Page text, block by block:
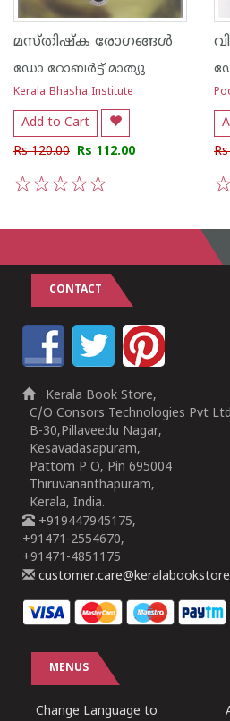
മസ്തിഷ്ക രോഗങ്ങള്‍
ഡോ റോബര്‍ട്ട് മാത്യു
Kerala Bhasha Institute
Add to Cart
Rs 120.00 Rs 112.00
CONTACT
Kerala Book Store,
C/O Consors Technologies Pvt
B-30,Pillaveedu Nagar,
Kesavadasapuram,
Pattom P O, Pin 695004
Thiruvananthapuram,
Kerala, India.
+919447945175,
+91471-2554670,
+91471-4851175
MENUS
Change Language to